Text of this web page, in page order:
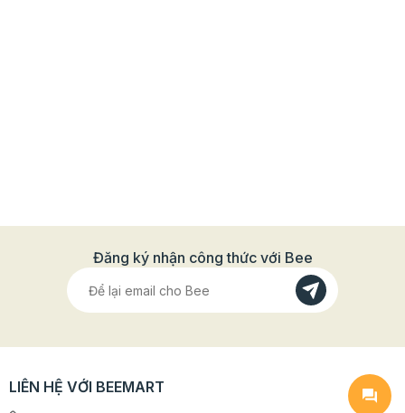
Đăng ký nhận công thức với Bee
LIÊN HỆ VỚI BEEMART